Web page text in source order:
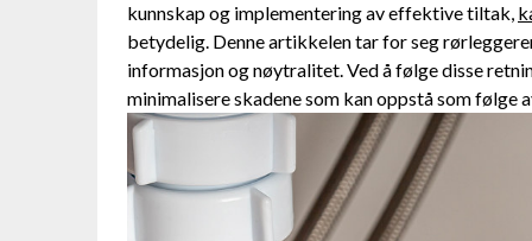
kunnskap⁢ og implementering av effektive tiltak,⁤
betydelig. Denne artikkelen tar for ⁣seg
informasjon og nøytralitet. Ved⁣ å følge disse
minimalisere skadene⁤ som ​kan oppstå som følge